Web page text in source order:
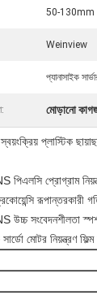
50-130mm
Weinview
প্যানাসাইক
মোড়ানো
প্লাস্টিক
পিএলসি প্রোগ্রাম
রূপান্তরকারী
সংবেদনশীলতা স্পর্শ
সার্ডো মোটর নিয়ন্ত্রণ